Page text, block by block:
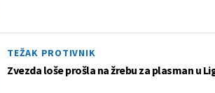
TEŽAK PROTIVNIK
Zvezda loše prošla na žrebu za plasman u